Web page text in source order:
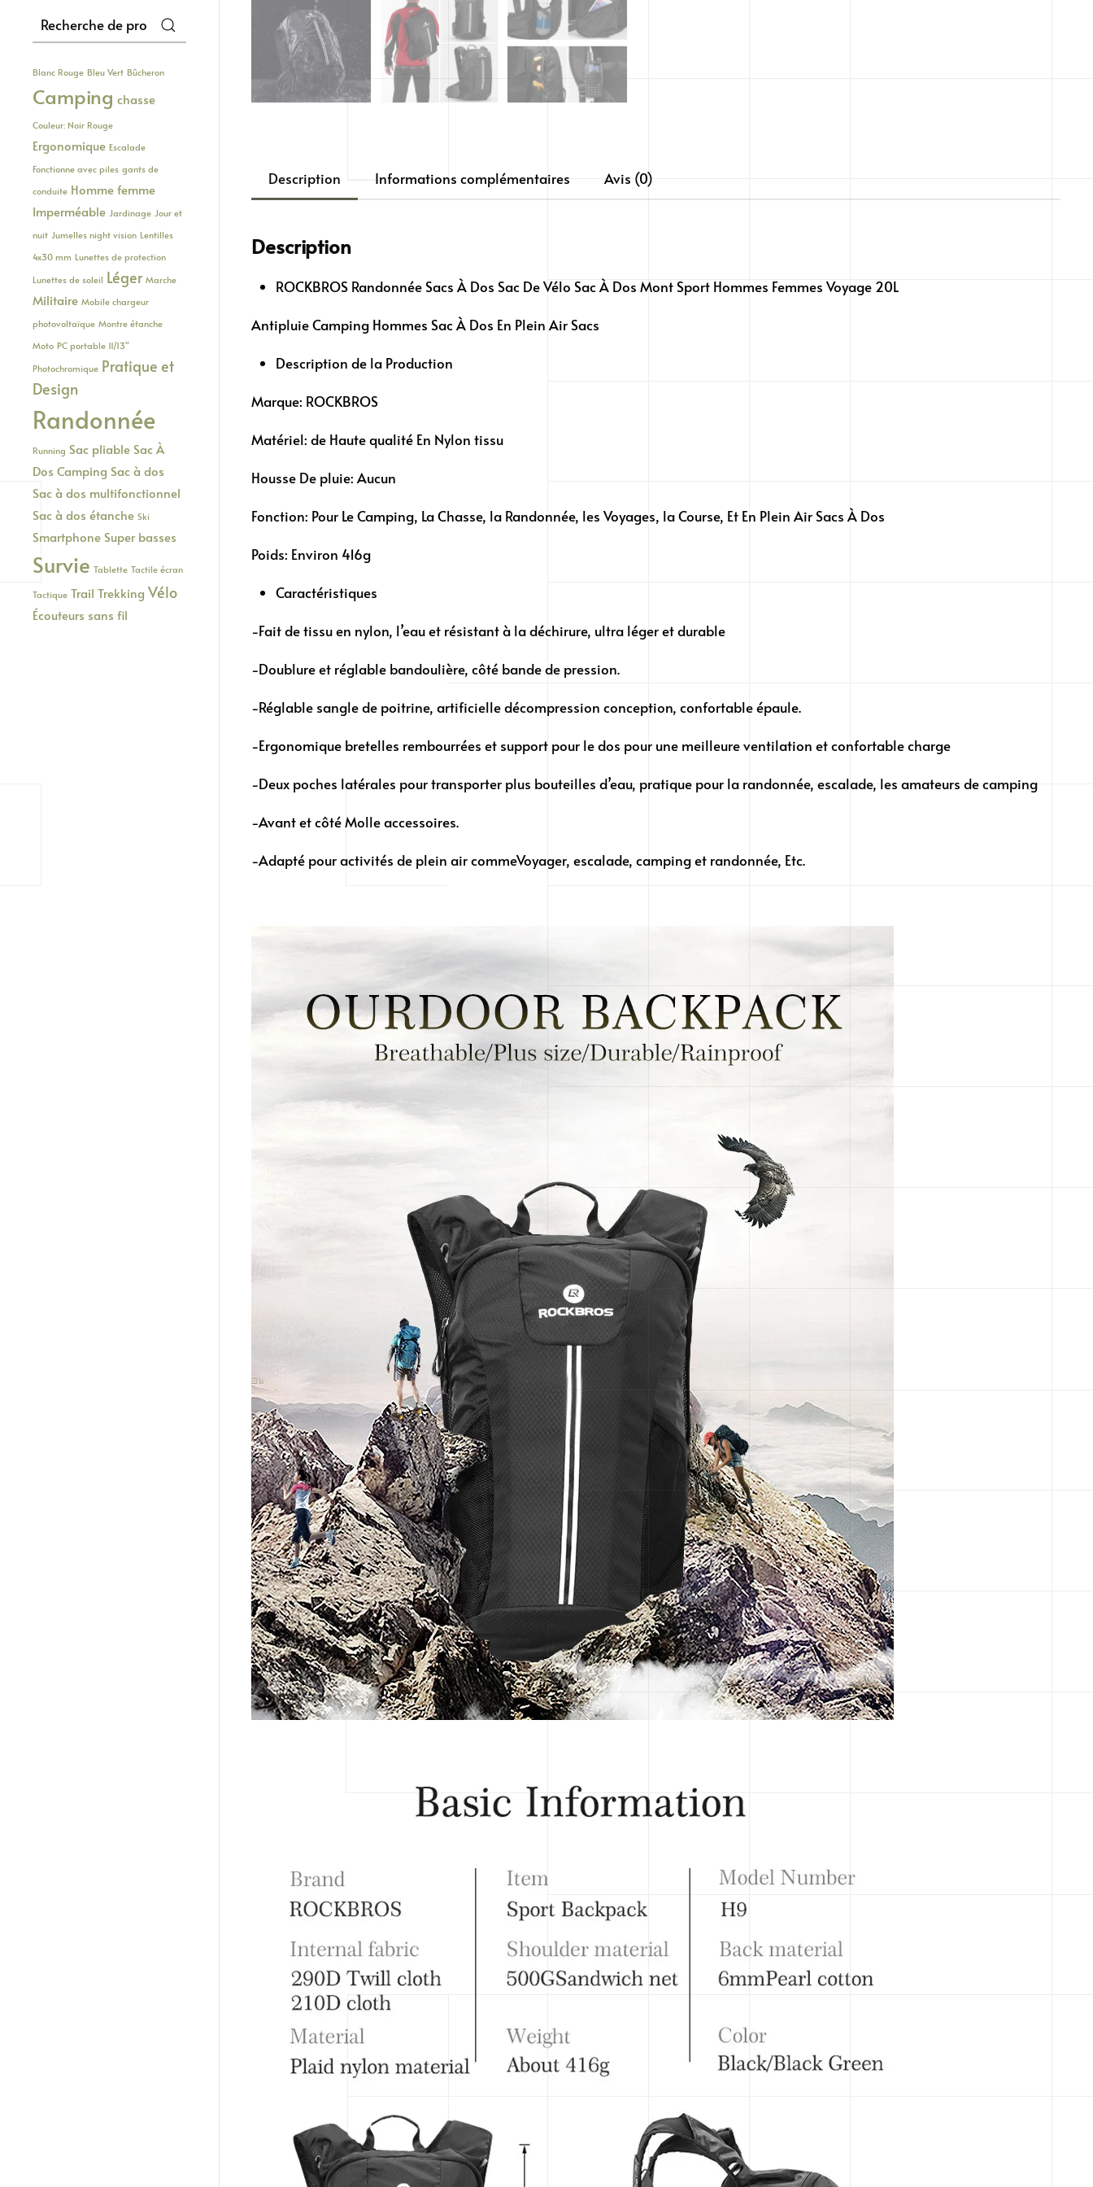
Description Informations complémentaires Avis (0)
Description
ROCKBROS Randonnée Sacs À Dos Sac De Vélo Sac À Dos Mont Sport Hommes Femmes Voyage 20L
Antipluie Camping Hommes Sac À Dos En Plein Air Sacs
Description de la Production
Marque: ROCKBROS
Matériel: de Haute qualité En Nylon tissu
Housse De pluie: Aucun
Fonction: Pour Le Camping, La Chasse, la Randonnée, les Voyages, la Course, Et En Plein Air Sacs À Dos
Poids: Environ 416g
Caractéristiques
-Fait de tissu en nylon, l’eau et résistant à la déchirure, ultra léger et durable
-Doublure et réglable bandoulière, côté bande de pression.
-Réglable sangle de poitrine, artificielle décompression conception, confortable épaule.
-Ergonomique bretelles rembourrées et support pour le dos pour une meilleure ventilation et confortable charge
-Deux poches latérales pour transporter plus bouteilles d’eau, pratique pour la randonnée, escalade, les amateurs de camping
-Avant et côté Molle accessoires.
-Adapté pour activités de plein air commeVoyager, escalade, camping et randonnée, Etc.
Recherche
pour :
Blanc Rouge Bleu Vert Bûcheron
Camping chasse
Couleur: Noir Rouge
Ergonomique Escalade
Fonctionne avec piles gants de
conduite Homme femme
Imperméable Jardinage Jour et
nuit Jumelles night vision Lentilles
4x30 mm Lunettes de protection
Lunettes de soleil Léger Marche
Militaire Mobile chargeur
photovoltaïque Montre étanche
Moto PC portable 11/13"
Photochromique Pratique et
Design
Randonnée
Running Sac pliable Sac À
Dos Camping Sac à dos
Sac à dos multifonctionnel
Sac à dos étanche Ski
Smartphone Super basses
Survie Tablette Tactile écran
Tactique Trail Trekking Vélo
Écouteurs sans fil